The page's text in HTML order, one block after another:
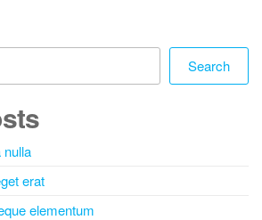
Search
nulla
erat
elementum